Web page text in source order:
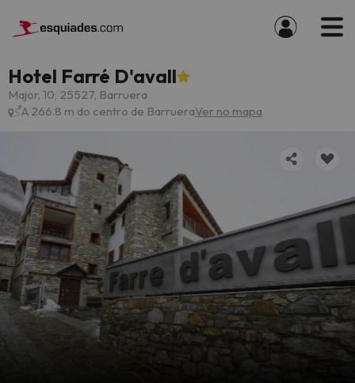
Hotel Farré D'avall
Major, 10, 25527, Barruera
A 266.8 m do centro de BarrueraVer no mapa